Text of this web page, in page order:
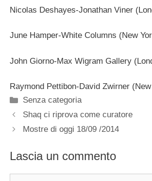
Nicolas Deshayes-Jonathan Viner
June Hamper-White Columns (New
John Giorno-Max Wigram Gallery
Raymond Pettibon-David Zwirner
Categorie
Senza categoria
Shaq ci riprova come curatore
Mostre di oggi 18/09 /2014
Lascia un commento